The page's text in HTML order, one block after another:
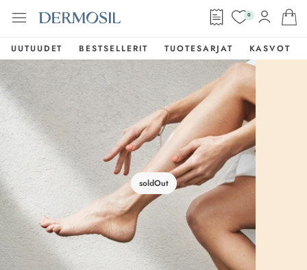
0
UUTUUDET BESTSELLERIT TUOTESARJAT KASVOT
soldOut